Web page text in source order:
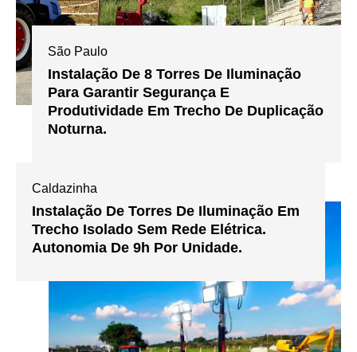
São Paulo
Instalação De 8 Torres De Iluminação
Para Garantir Segurança E
Produtividade Em Trecho De Duplicação
Noturna.
Caldazinha
Instalação De Torres De Iluminação Em
Trecho Isolado Sem Rede Elétrica.
Autonomia De 9h Por Unidade.